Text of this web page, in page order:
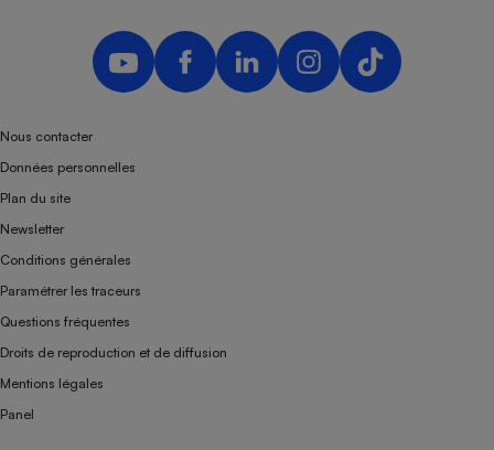
Nous contacter
Données personnelles
Plan du site
Newsletter
Conditions générales
Paramétrer les traceurs
Questions fréquentes
Droits de reproduction et de diffusion
Mentions légales
Panel